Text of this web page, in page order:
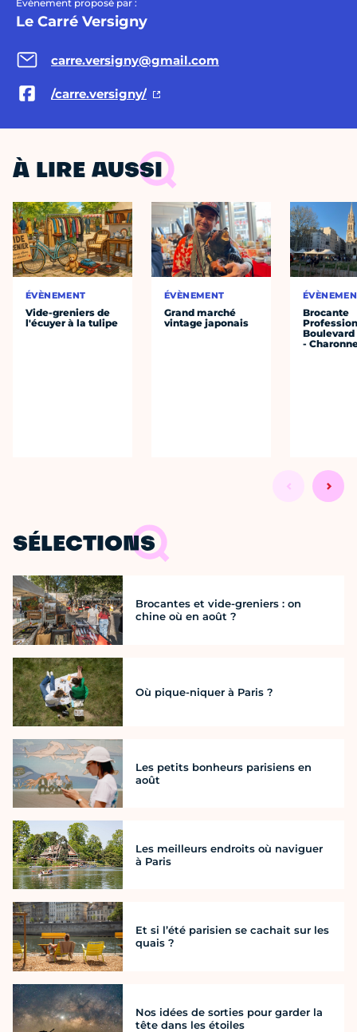
Évènement proposé par :
Le Carré Versigny
carre.versigny@gmail.com
/carre.versigny/
À LIRE AUSSI
ÉVÈNEMENT
Vide-greniers de
l'écuyer à la tulipe
ÉVÈNEMENT
Grand marché
vintage japonais
Brocante
-
SÉLECTIONS
Brocantes et vide-greniers : on
chine où en août ?
Où pique-niquer à Paris ?
Les petits bonheurs parisiens en
août
Les meilleurs endroits où naviguer
à Paris
Et si l’été parisien se cachait sur les
quais ?
Nos idées de sorties pour garder la
tête dans les étoiles